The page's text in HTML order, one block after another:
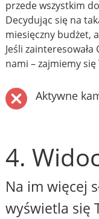
przede wszystkim
Decydując się na
miesięczny budżet,
Jeśli
nami – zajmiemy
Aktywne
4.
Na im więcej
wyświetla się